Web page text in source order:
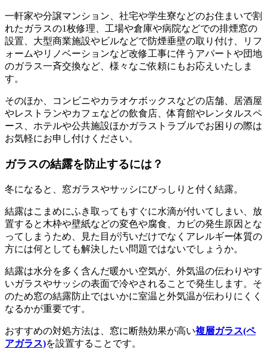
一軒家や分譲マンション、社宅や学生寮などのお住まいで割
れたガラスの1枚修理、工場や倉庫や病院などでの排煙窓の
設置、大型商業施設やビルなどで防煙垂壁の取り付け、リフ
ォームやリノベーションなど改修工事に伴うアパートや団地
のガラス一斉交換など、様々なご依頼にもお応えいたしま
す。
そのほか、コンビニやカラオケボックスなどの店舗、居酒屋
やレストランやカフェなどの飲食店、体育館やレンタルスペ
ース、ホテルや公共施設ほかガラストラブルでお困りの際は
お気軽にお申し付けください。
ガラスの結露を防止するには？
冬になると、窓ガラスやサッシにびっしりと付く結露。
結露はこまめにふき取ってもすぐに水滴が付いてしまい、放
置すると木枠や壁紙などの変色や腐食、カビの発生原因とな
ってしまうため、見た目が汚いだけでなくアレルギー体質の
方には何としても解決したい問題ではないでしょうか。
結露は水分を多く含んだ暖かい空気が、外気温の伝わりやす
いガラスやサッシの表面で冷やされることで発生します。そ
のため窓の結露防止ではいかに室温と外気温が伝わりにくく
なるかが重要です。
おすすめの対処方法は、窓に断熱効果が高い複層ガラス(ペ
アガラス)を設置することです。